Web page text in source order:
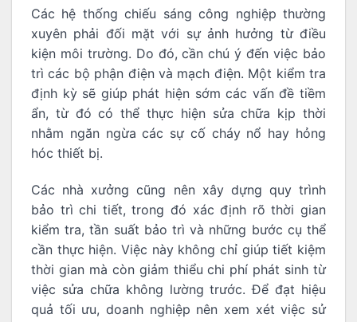
Các hệ thống chiếu sáng công nghiệp thường
xuyên phải đối mặt với sự ảnh hưởng từ điều
kiện môi trường. Do đó, cần chú ý đến việc bảo
trì các bộ phận điện và mạch điện. Một kiểm tra
định kỳ sẽ giúp phát hiện sớm các vấn đề tiềm
ẩn, từ đó có thể thực hiện sửa chữa kịp thời
nhằm ngăn ngừa các sự cố cháy nổ hay hỏng
hóc thiết bị.
Các nhà xưởng cũng nên xây dựng quy trình
bảo trì chi tiết, trong đó xác định rõ thời gian
kiểm tra, tần suất bảo trì và những bước cụ thể
cần thực hiện. Việc này không chỉ giúp tiết kiệm
thời gian mà còn giảm thiểu chi phí phát sinh từ
việc sửa chữa không lường trước. Để đạt hiệu
quả tối ưu, doanh nghiệp nên xem xét việc sử